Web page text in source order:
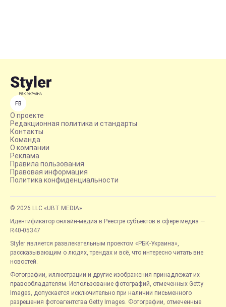
FB
О проекте
Редакционная политика и стандарты
Контакты
Команда
О компании
Реклама
Правила пользования
Правовая информация
Политика конфиденциальности
© 2026 LLC «UBT MEDIA»
Идентификатор онлайн-медиа в Реестре субъектов в сфере медиа —
R40-05347
Styler является развлекательным проектом «РБК-Украина»,
рассказывающим о людях, трендах и всё, что интересно читать вне
новостей.
Фотографии, иллюстрации и другие изображения принадлежат их
правообладателям. Использование фотографий, отмеченных Getty
Images, допускается исключительно при наличии письменного
разрешения фотоагентства Getty Images. Фотографии, отмеченные